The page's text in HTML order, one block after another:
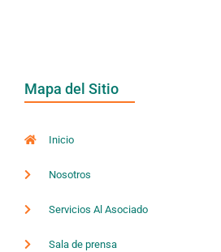
Mapa del Sitio
Inicio
Nosotros
Servicios Al Asociado
Sala de prensa